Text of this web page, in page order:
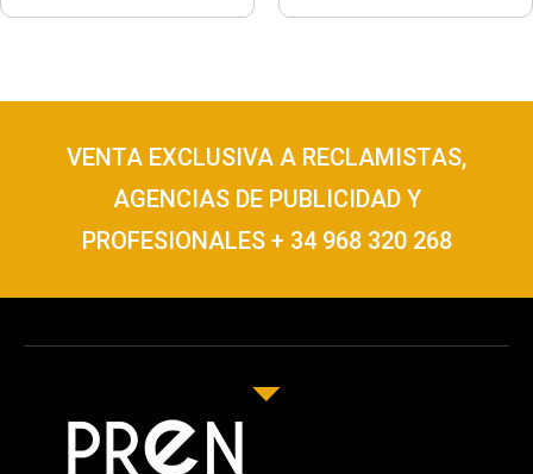
VENTA EXCLUSIVA A RECLAMISTAS,
AGENCIAS DE PUBLICIDAD Y
PROFESIONALES + 34 968 320 268